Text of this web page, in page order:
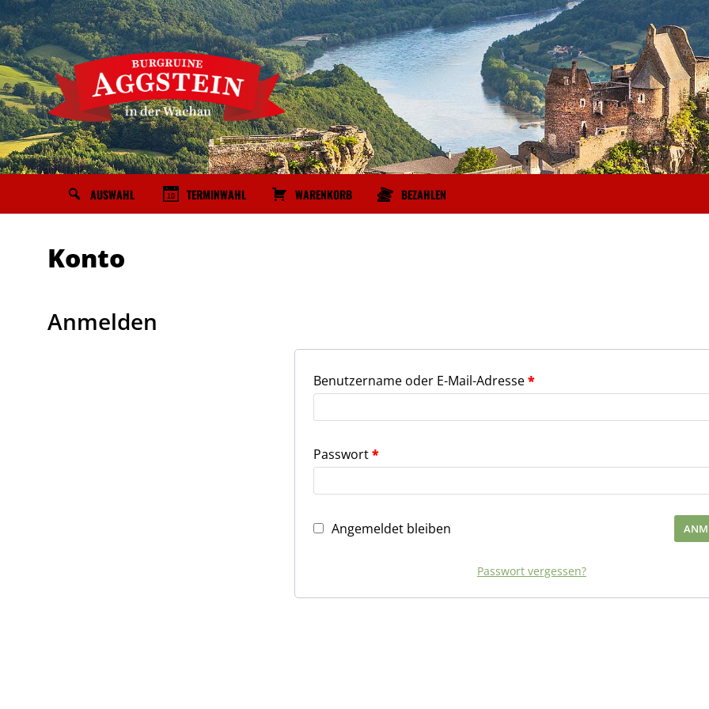
Zum
Inhalt
springen
AUSWAHL TERMINWAHL WARENKORB BEZAHLEN
Konto
Anmelden
Benutzername oder E-Mail-Adresse*
Passwort*
Angemeldet bleiben
Passwort vergessen?